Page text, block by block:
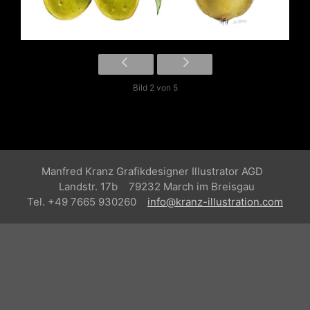
Bild 2 von 5
Manfred Kranz Grafikdesigner Illustrator AGD
Landstr. 17b 79232 March im Breisgau
Tel. +49 7665 930260 info@kranz-illustration.com